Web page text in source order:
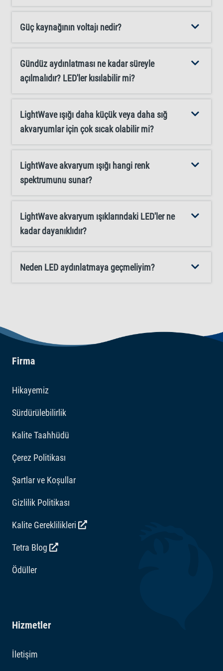
Güç kaynağının voltajı nedir?
Gündüz aydınlatması ne kadar süreyle
açılmalıdır? LED'ler kısılabilir mi?
LightWave ışığı daha küçük veya daha sığ
akvaryumlar için çok sıcak olabilir mi?
LightWave akvaryum ışığı hangi renk
spektrumunu sunar?
LightWave akvaryum ışıklarındaki LED'ler ne
kadar dayanıklıdır?
Neden LED aydınlatmaya geçmeliyim?
Firma
Hikayemiz
Sürdürülebilirlik
Kalite Taahhüdü
Çerez Politikası
Şartlar ve Koşullar
Gizlilik Politikası
Kalite Gereklilikleri
Tetra Blog
Ödüller
Hizmetler
İletişim